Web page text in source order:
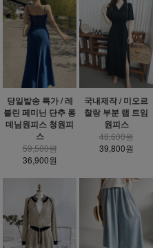
당일발송 특가 / 레
블린 페미닌 단추 롱
데님원피스 청원피
스
59,500원
36,900원
국내제작 / 미오르
찰랑 부분 랩 트임
원피스
48,600원
39,800원